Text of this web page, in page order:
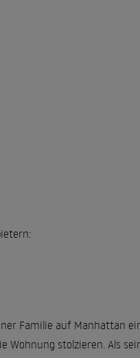
Familie auf Manhattan
Wohnung stolzieren. Als